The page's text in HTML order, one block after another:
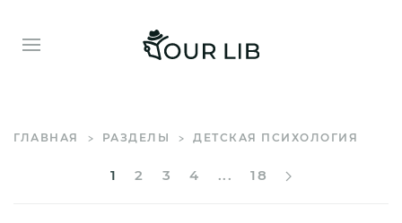
ГЛАВНАЯ РАЗДЕЛЫ ДЕТСКАЯ ПСИХОЛОГИЯ
1 2 3 4 ... 18